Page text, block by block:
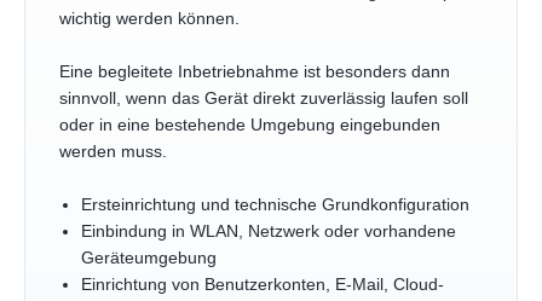
wichtig werden können.
Eine begleitete Inbetriebnahme ist besonders dann
sinnvoll, wenn das Gerät direkt zuverlässig laufen soll
oder in eine bestehende Umgebung eingebunden
werden muss.
Ersteinrichtung und technische Grundkonfiguration
Einbindung in WLAN, Netzwerk oder vorhandene
Geräteumgebung
Einrichtung von Benutzerkonten, E-Mail, Cloud-